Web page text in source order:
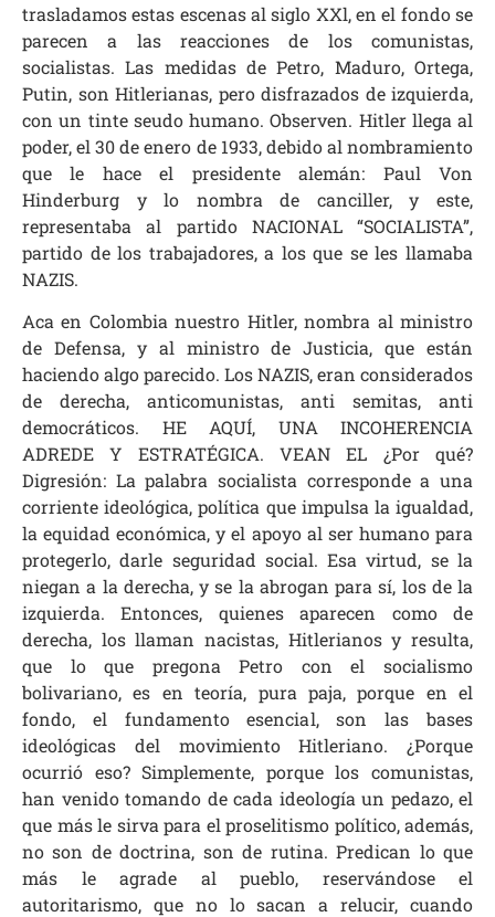
trasladamos estas escenas al siglo XXl, en el fondo se
parecen a las reacciones de los comunistas,
socialistas. Las medidas de Petro, Maduro, Ortega,
Putin, son Hitlerianas, pero disfrazados de izquierda,
con un tinte seudo humano. Observen. Hitler llega al
poder, el 30 de enero de 1933, debido al nombramiento
que le hace el presidente alemán: Paul Von
Hinderburg y lo nombra de canciller, y este,
representaba al partido NACIONAL “SOCIALISTA”,
partido de los trabajadores, a los que se les llamaba
NAZIS.
Aca en Colombia nuestro Hitler, nombra al ministro
de Defensa, y al ministro de Justicia, que están
haciendo algo parecido. Los NAZIS, eran considerados
de derecha, anticomunistas, anti semitas, anti
democráticos. HE AQUÍ, UNA INCOHERENCIA
ADREDE Y ESTRATÉGICA. VEAN EL ¿Por qué?
Digresión: La palabra socialista corresponde a una
corriente ideológica, política que impulsa la igualdad,
la equidad económica, y el apoyo al ser humano para
protegerlo, darle seguridad social. Esa virtud, se la
niegan a la derecha, y se la abrogan para sí, los de la
izquierda. Entonces, quienes aparecen como de
derecha, los llaman nacistas, Hitlerianos y resulta,
que lo que pregona Petro con el socialismo
bolivariano, es en teoría, pura paja, porque en el
fondo, el fundamento esencial, son las bases
ideológicas del movimiento Hitleriano. ¿Porque
ocurrió eso? Simplemente, porque los comunistas,
han venido tomando de cada ideología un pedazo, el
que más le sirva para el proselitismo político, además,
no son de doctrina, son de rutina. Predican lo que
más le agrade al pueblo, reservándose el
autoritarismo, que no lo sacan a relucir, cuando